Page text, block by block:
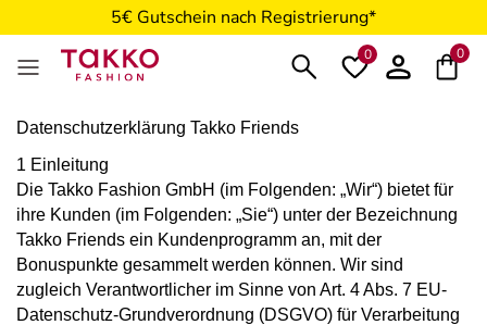
5€ Gutschein nach Registrierung*
0 0
Datenschutzerklärung Takko Friends
1 Einleitung
Die Takko Fashion GmbH (im Folgenden: „Wir“) bietet für
ihre Kunden (im Folgenden: „Sie“) unter der Bezeichnung
Takko Friends ein Kundenprogramm an, mit der
Bonuspunkte gesammelt werden können. Wir sind
zugleich Verantwortlicher im Sinne von Art. 4 Abs. 7 EU-
Datenschutz-Grundverordnung (DSGVO) für Verarbeitung